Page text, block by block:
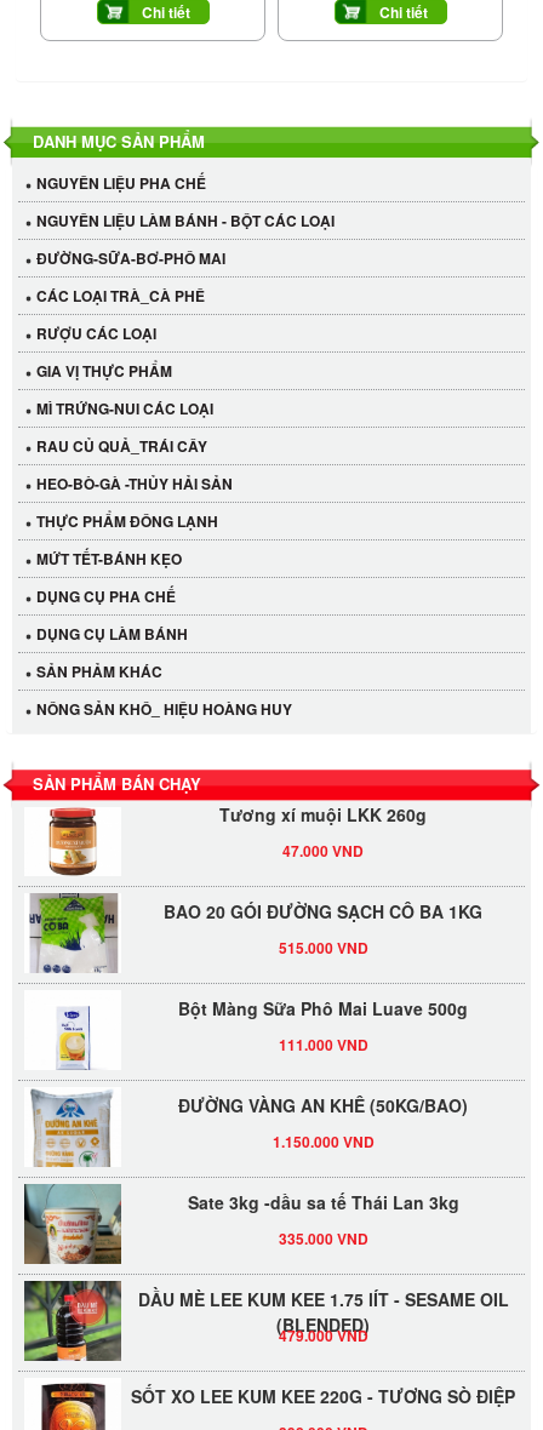
Chi tiết Chi tiết
DANH MỤC SẢN PHẨM
NGUYÊN LIỆU PHA CHẾ
NGUYÊN LIỆU LÀM BÁNH - BỘT CÁC LOẠI
ĐƯỜNG-SỮA-BƠ-PHÔ MAI
CÁC LOẠI TRÀ_CÀ PHÊ
RƯỢU CÁC LOẠI
GIA VỊ THỰC PHẨM
MÌ TRỨNG-NUI CÁC LOẠI
RAU CỦ QUẢ_TRÁI CÂY
HEO-BÒ-GÀ -THỦY HẢI SẢN
THỰC PHẨM ĐÔNG LẠNH
MỨT TẾT-BÁNH KẸO
DỤNG CỤ PHA CHẾ
DỤNG CỤ LÀM BÁNH
SẢN PHẢM KHÁC
NÔNG SẢN KHÔ_ HIỆU HOÀNG HUY
SẢN PHẨM BÁN CHẠY
Cần Tây Đà Lạt
LỐC 12 HỦ Tương xí muội LKK 260g
Tương xí muội LKK 260g
BAO 20 GÓI ĐƯỜNG SẠCH CÔ BA 1KG
Bột Màng Sữa Phô Mai Luave 500g
ĐƯỜNG VÀNG AN KHÊ (50KG/BAO)
Sate 3kg -dầu sa tế Thái Lan 3kg
DẦU MÈ LEE KUM KEE 1.75 lÍT - SESAME OIL
(BLENDED)
479.000 VND
SỐT XO LEE KUM KEE 220G - TƯƠNG SÒ ĐIỆP